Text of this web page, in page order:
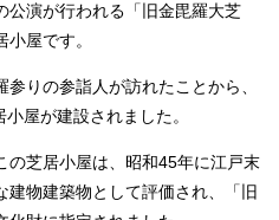
公演が行われる「旧金毘羅大芝
屋です。
りの参詣人が訪れたことから、
屋が建設されました。
の芝居小屋は、昭和45年に江戸末
建物建築物として評価され、「旧